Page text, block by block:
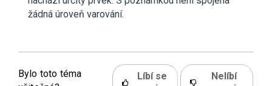
žádná úroveň varování.
Bylo toto téma
Líbí se
Nelíbí